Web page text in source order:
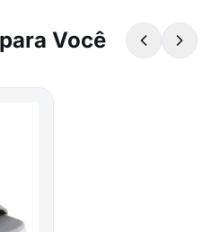
Você